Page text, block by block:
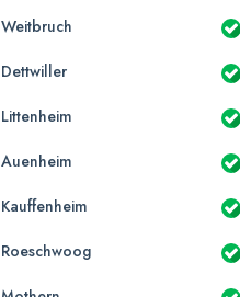
Weitbruch
Dettwiller
Littenheim
Auenheim
Kauffenheim
Roeschwoog